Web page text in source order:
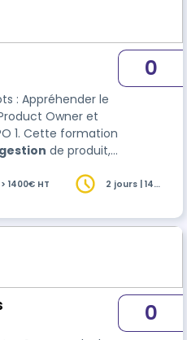
: Appréhender le
Owner et
1. Cette formation
gestion de produit,
: 45% Cette
et une qualité
i…
0
> 1400€ HT
2 jours | 14
0